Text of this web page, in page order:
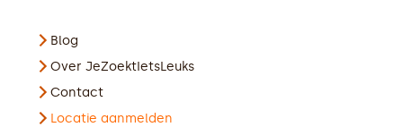
Blog
Over JeZoektIetsLeuks
Contact
Locatie aanmelden